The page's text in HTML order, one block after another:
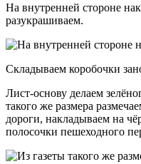
На внутренней стороне
разукрашиваем.
Складываем коробочки
Лист-основу делаем
такого же размера
дороги, накладываем на
полосочки пешеходного